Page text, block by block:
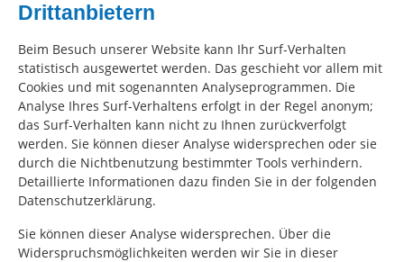
Drittanbietern
Beim Besuch unserer Website kann Ihr Surf-Verhalten
statistisch ausgewertet werden. Das geschieht vor allem mit
Cookies und mit sogenannten Analyseprogrammen. Die
Analyse Ihres Surf-Verhaltens erfolgt in der Regel anonym;
das Surf-Verhalten kann nicht zu Ihnen zurückverfolgt
werden. Sie können dieser Analyse widersprechen oder sie
durch die Nichtbenutzung bestimmter Tools verhindern.
Detaillierte Informationen dazu finden Sie in der folgenden
Datenschutzerklärung.
Sie können dieser Analyse widersprechen. Über die
Widerspruchsmöglichkeiten werden wir Sie in dieser